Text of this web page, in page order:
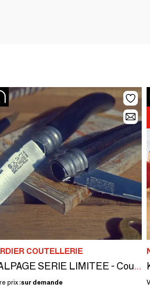
COUTELLERIE
L'ALPAGE SERIE LIMITEE - Couteaux à virole bloquante
prix :sur demande